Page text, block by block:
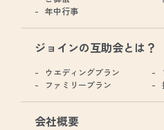
年中行事
ジョインの互助会とは？
ウエディングプラン
ファミリープラン
会社概要